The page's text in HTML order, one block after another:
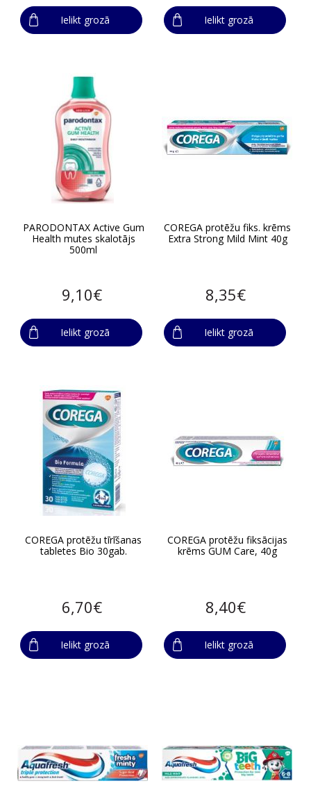
Ielikt grozā Ielikt grozā
PARODONTAX Active Gum
Health mutes skalotājs
500ml
9,10€
Ielikt grozā
COREGA protēžu fiks. krēms
Extra Strong Mild Mint 40g
8,35€
Ielikt grozā
COREGA protēžu tīrīšanas
tabletes Bio 30gab.
6,70€
Ielikt grozā
COREGA protēžu fiksācijas
krēms GUM Care, 40g
8,40€
Ielikt grozā